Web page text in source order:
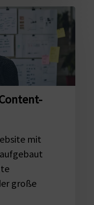
mit
große